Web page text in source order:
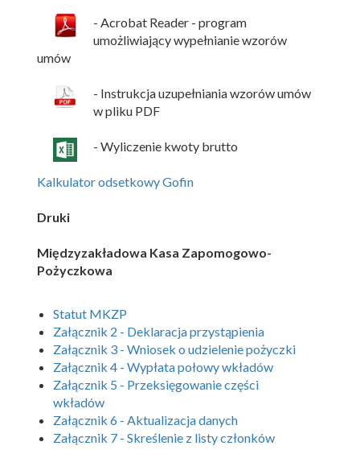
- Acrobat Reader - program
umożliwiający wypełnianie wzorów
umów
- Instrukcja uzupełniania wzorów umów
w pliku PDF
- Wyliczenie kwoty brutto
Kalkulator odsetkowy Gofin
Druki
Międzyzakładowa Kasa Zapomogowo-
Pożyczkowa
Statut MKZP
Załącznik 2 - Deklaracja przystąpienia
Załącznik 3 - Wniosek o udzielenie pożyczki
Załącznik 4 - Wypłata połowy wkładów
Załącznik 5 - Przeksięgowanie części
wkładów
Załącznik 6 - Aktualizacja danych
Załącznik 7 - Skreślenie z listy członków